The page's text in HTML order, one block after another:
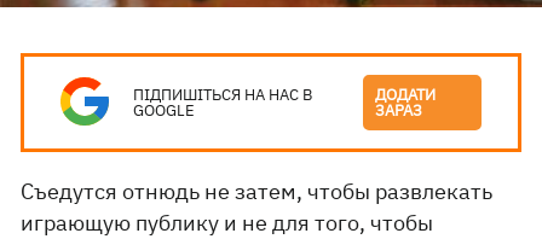
ПІДПИШІТЬСЯ НА НАС В
GOOGLE
ДОДАТИ
ЗАРАЗ
Съедутся отнюдь не затем, чтобы развлекать
играющую публику и не для того, чтобы